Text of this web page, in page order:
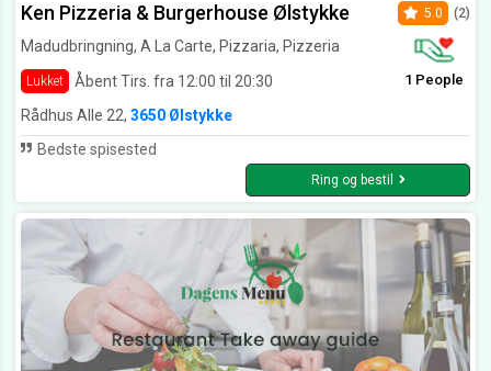
Ken Pizzeria & Burgerhouse Ølstykke
Madudbringning, A La Carte, Pizzaria, Pizzeria
Lukket Åbent Tirs. fra 12:00 til 20:30
5.0 (2)
1 People
Rådhus Alle 22, 3650 Ølstykke
Bedste spisested
Ring og bestil